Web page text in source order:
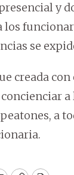
y
los
se
creada
a